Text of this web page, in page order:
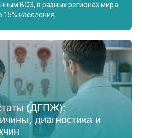
ВОЗ, в разных регионах мира
15% населения.
(ДГПЖ):
диагностика и